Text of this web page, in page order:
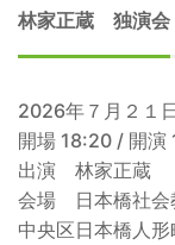
林家正蔵 独演会
2026年７月２１日
開場 18:20 / 開演
出演 林家正蔵
会場 日本橋社
中央区日本橋人形